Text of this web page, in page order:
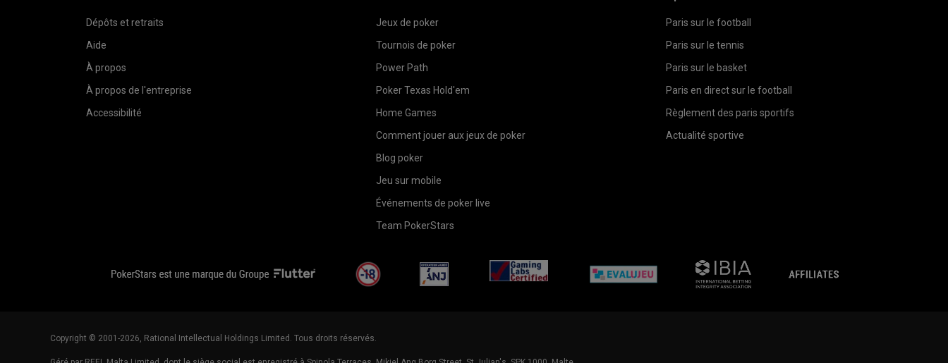
Dépôts et retraits
Aide
À propos
À propos de l'entreprise
Accessibilité
Jeux de poker
Tournois de poker
Power Path
Poker Texas Hold'em
Home Games
Comment jouer aux jeux de poker
Blog poker
Jeu sur mobile
Événements de poker live
Team PokerStars
Paris sur le football
Paris sur le tennis
Paris sur le basket
Paris en direct sur le football
Règlement des paris sportifs
Actualité sportive
flutterLogo gamingLabs evalujeu
Copyright © 2001-2026, Rational Intellectual Holdings Limited. Tous droits réservés.